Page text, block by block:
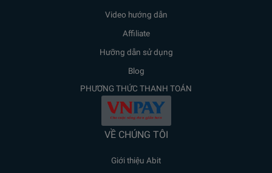
Video hướng dẫn
Affiliate
Hưỡng dẫn sử dụng
Blog
PHƯƠNG THỨC THANH TOÁN
VỀ CHÚNG TÔI
Giới thiệu Abit